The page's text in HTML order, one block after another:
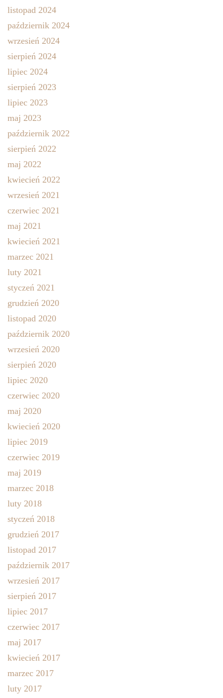
listopad 2024
październik 2024
wrzesień 2024
sierpień 2024
lipiec 2024
sierpień 2023
lipiec 2023
maj 2023
październik 2022
sierpień 2022
maj 2022
kwiecień 2022
wrzesień 2021
czerwiec 2021
maj 2021
kwiecień 2021
marzec 2021
luty 2021
styczeń 2021
grudzień 2020
listopad 2020
październik 2020
wrzesień 2020
sierpień 2020
lipiec 2020
czerwiec 2020
maj 2020
kwiecień 2020
lipiec 2019
czerwiec 2019
maj 2019
marzec 2018
luty 2018
styczeń 2018
grudzień 2017
listopad 2017
październik 2017
wrzesień 2017
sierpień 2017
lipiec 2017
czerwiec 2017
maj 2017
kwiecień 2017
marzec 2017
luty 2017